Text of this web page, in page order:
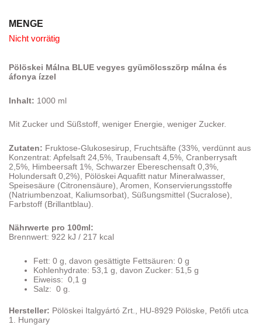
MENGE
Nicht vorrätig
Pölöskei Málna BLUE vegyes gyümölcsszörp málna és
áfonya ízzel
Inhalt: 1000 ml
Mit Zucker und Süßstoff, weniger Energie, weniger Zucker.
Zutaten: Fruktose-Glukosesirup, Fruchtsäfte (33%, verdünnt aus
Konzentrat: Apfelsaft 24,5%, Traubensaft 4,5%, Cranberrysaft
2,5%, Himbeersaft 1%, Schwarzer Ebereschensaft 0,3%,
Holundersaft 0,2%), Pölöskei Aquafitt natur Mineralwasser,
Speisesäure (Citronensäure), Aromen, Konservierungsstoffe
(Natriumbenzoat, Kaliumsorbat), Süßungsmittel (Sucralose),
Farbstoff (Brillantblau).
Nährwerte pro 100ml:
Brennwert: 922 kJ / 217 kcal
Fett: 0 g, davon gesättigte Fettsäuren: 0 g
Kohlenhydrate: 53,1 g, davon Zucker: 51,5 g
Eiweiss: 0,1 g
Salz: 0 g.
Hersteller: Pölöskei Italgyártó Zrt., HU-8929 Pölöske, Petőfi utca
1. Hungary